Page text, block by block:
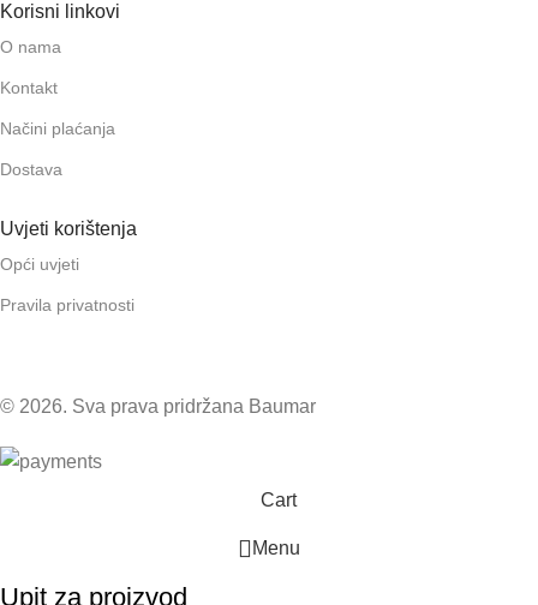
Korisni linkovi
O nama
Kontakt
Načini plaćanja
Dostava
Uvjeti korištenja
Opći uvjeti
Pravila privatnosti
© 2026. Sva prava pridržana Baumar
Cart
Menu
Upit za proizvod